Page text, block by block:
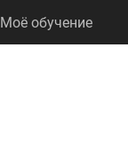
Моё обучение